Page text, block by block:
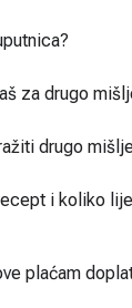
za drugo
drugo
i koliko
plaćam